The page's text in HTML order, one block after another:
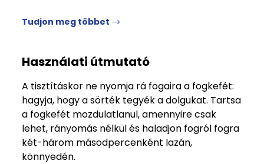
Tudjon meg többet
Használati útmutató
A tisztításkor ne nyomja rá fogaira a fogkefét:
hagyja, hogy a sörték tegyék a dolgukat. Tartsa
a fogkefét mozdulatlanul, amennyire csak
lehet, rányomás nélkül és haladjon fogról fogra
két-három másodpercenként lazán,
könnyedén.